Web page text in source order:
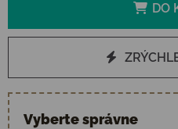
DO
Vyberte správne